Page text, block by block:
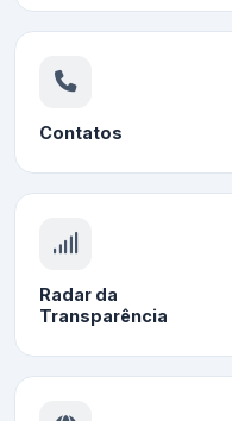
Contatos
Radar da
Transparência